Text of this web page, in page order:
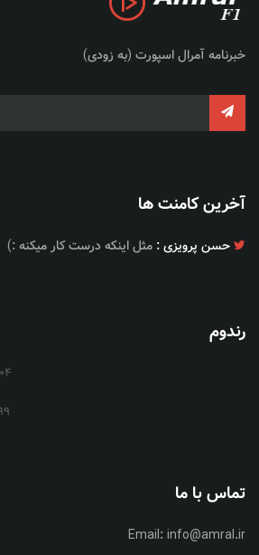
خبرنامه آمرال اسپورت (به زودی)
آخرین کامنت ها
حسن پرویزی : مثل اینکه درست کار میکنه :)
رندوم
تماس با ما
Email: info@amral.ir